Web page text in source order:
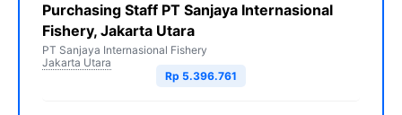
Purchasing Staff PT Sanjaya Internasional
Fishery, Jakarta Utara
PT Sanjaya Internasional Fishery
Jakarta Utara
Rp 5.396.761